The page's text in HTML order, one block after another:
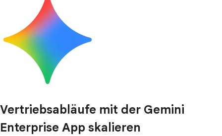
Vertriebsabläufe mit der Gemini
Enterprise App skalieren